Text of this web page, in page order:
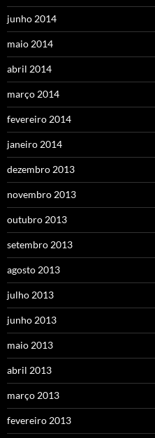
junho 2014
maio 2014
abril 2014
março 2014
fevereiro 2014
janeiro 2014
dezembro 2013
novembro 2013
outubro 2013
setembro 2013
agosto 2013
julho 2013
junho 2013
maio 2013
abril 2013
março 2013
fevereiro 2013